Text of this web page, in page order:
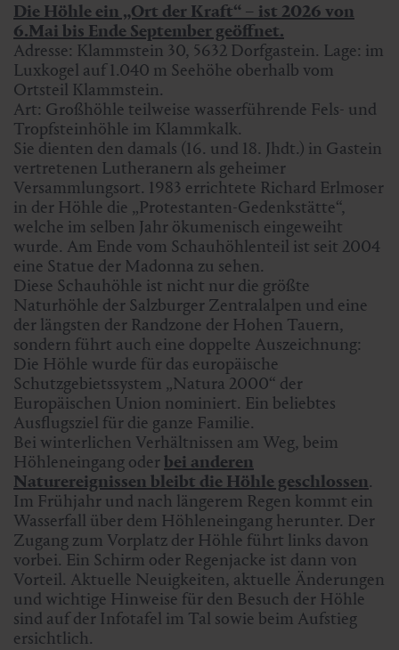
Die Höhle ein „Ort der Kraft“ – ist 2026 von
6.Mai bis Ende September geöffnet.
Adresse: Klammstein 30, 5632 Dorfgastein. Lage: im
Luxkogel auf 1.040 m Seehöhe oberhalb vom
Ortsteil Klammstein.
Art: Großhöhle teilweise wasserführende Fels- und
Tropfsteinhöhle im Klammkalk.
Sie dienten den damals (16. und 18. Jhdt.) in Gastein
vertretenen Lutheranern als geheimer
Versammlungsort. 1983 errichtete Richard Erlmoser
in der Höhle die „Protestanten-Gedenkstätte“,
welche im selben Jahr ökumenisch eingeweiht
wurde. Am Ende vom Schauhöhlenteil ist seit 2004
eine Statue der Madonna zu sehen.
Diese Schauhöhle ist nicht nur die größte
Naturhöhle der Salzburger Zentralalpen und eine
der längsten der Randzone der Hohen Tauern,
sondern führt auch eine doppelte Auszeichnung:
Die Höhle wurde für das europäische
Schutzgebietssystem „Natura 2000“ der
Europäischen Union nominiert. Ein beliebtes
Ausflugsziel für die ganze Familie.
Bei winterlichen Verhältnissen am Weg, beim
Höhleneingang oderbei anderen
Naturereignissen bleibt die Höhle geschlossen.
Im Frühjahr und nach längerem Regen kommt ein
Wasserfall über dem Höhleneingang herunter. Der
Zugang zum Vorplatz der Höhle führt links davon
vorbei. Ein Schirm oder Regenjacke ist dann von
Vorteil. Aktuelle Neuigkeiten, aktuelle Änderungen
und wichtige Hinweise für den Besuch der Höhle
sind auf der Infotafel im Tal sowie beim Aufstieg
ersichtlich.